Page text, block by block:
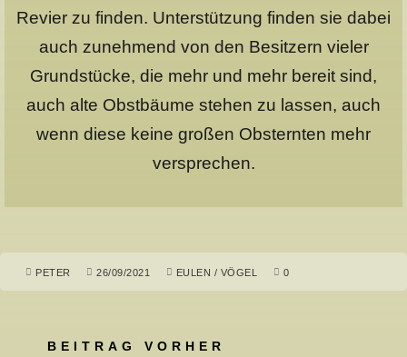
Revier zu finden. Unterstützung finden sie dabei
auch zunehmend von den Besitzern vieler
Grundstücke, die mehr und mehr bereit sind,
auch alte Obstbäume stehen zu lassen, auch
wenn diese keine großen Obsternten mehr
versprechen.
PETER 26/09/2021 EULEN / VÖGEL 0
BEITRAG VORHER